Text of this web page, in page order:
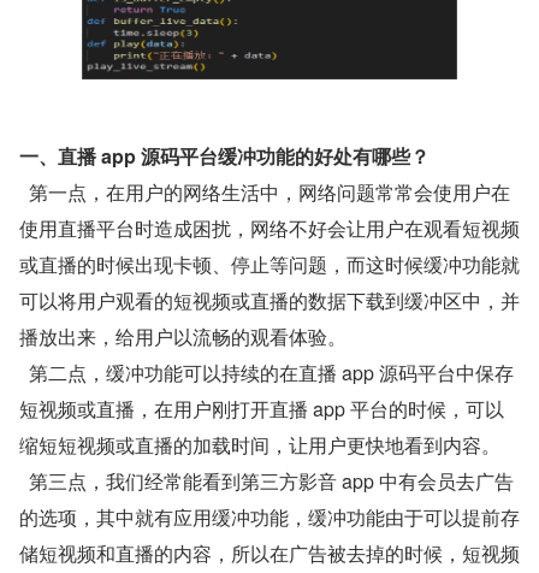
一、直播 app 源码平台缓冲功能的好处有哪些？
使用直播平台时造成困扰，网络不好会让用户在观看短视频
或直播的时候出现卡顿、停止等问题，而这时候缓冲功能就
可以将用户观看的短视频或直播的数据下载到缓冲区中，并
播放出来，给用户以流畅的观看体验。
短视频或直播，在用户刚打开直播 app 平台的时候，可以
缩短短视频或直播的加载时间，让用户更快地看到内容。
的选项，其中就有应用缓冲功能，缓冲功能由于可以提前存
储短视频和直播的内容，所以在广告被去掉的时候，短视频